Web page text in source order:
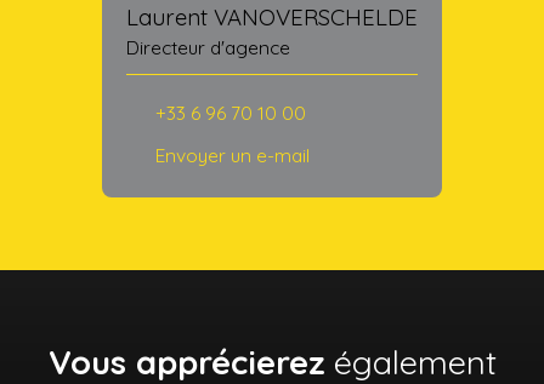
Laurent VANOVERSCHELDE
Directeur d'agence
+33 6 96 70 10 00
Envoyer un e-mail
Vous apprécierez également